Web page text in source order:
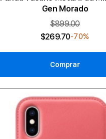
Gen Morado
$899.00
$269.70-70%
Comprar